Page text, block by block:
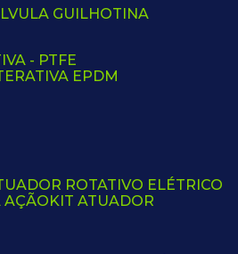
GUILHOTINA
- PTFE
EPDM
ROTATIVO ELÉTRICO
AÇÃO
KIT ATUADOR